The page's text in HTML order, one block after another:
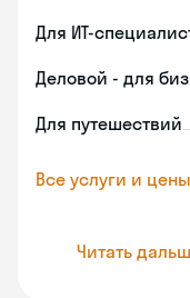
Для ИТ-
Деловой - для
Для путешествий
Все услуги и
Читать